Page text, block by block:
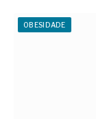
OBESIDADE